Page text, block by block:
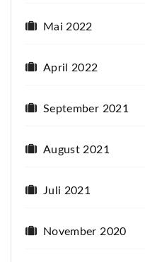
Mai 2022
April 2022
September 2021
August 2021
Juli 2021
November 2020